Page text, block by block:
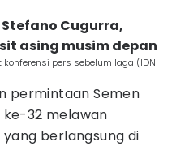
Cugurra,
asing musim depan
konferensi pers sebelum laga (IDN
permintaan Semen
32 melawan
yang berlangsung di